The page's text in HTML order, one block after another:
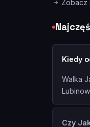
Zobacz
Kiedy
Walka
Czy